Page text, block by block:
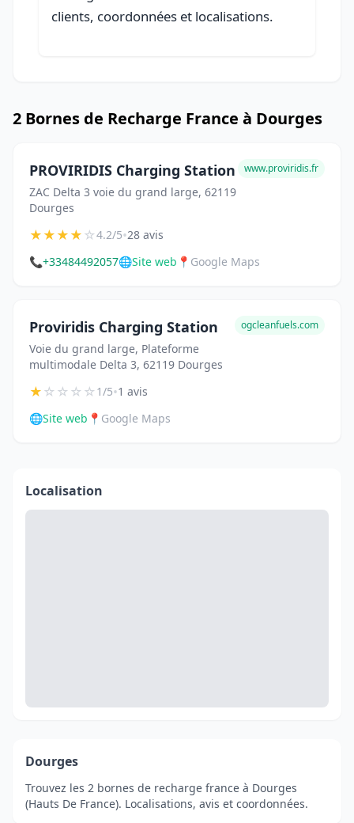
clients, coordonnées et localisations.
2 Bornes de Recharge France à Dourges
PROVIRIDIS Charging Station
ZAC Delta 3 voie du grand large, 62119
Dourges
www.proviridis.fr
★★★★☆4.2/5•28 avis
📞+33484492057🌐Site web 📍 Google Maps
Proviridis Charging Station
Voie du grand large, Plateforme
multimodale Delta 3, 62119 Dourges
ogcleanfuels.com
★☆☆☆☆1/5•1 avis
🌐Site web 📍 Google Maps
Localisation
Dourges
Trouvez les 2 bornes de recharge france à Dourges
(Hauts De France). Localisations, avis et coordonnées.